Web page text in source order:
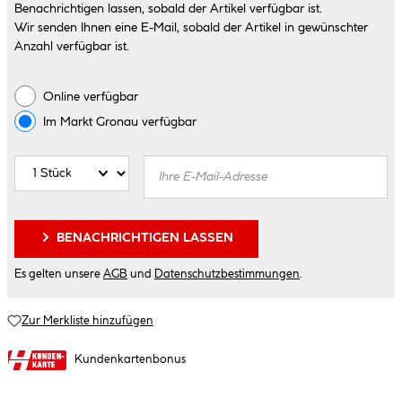
Benachrichtigen lassen, sobald der Artikel verfügbar ist.
Wir senden Ihnen eine E-Mail, sobald der Artikel in gewünschter
Anzahl verfügbar ist.
Online verfügbar
Im Markt Gronau verfügbar
BENACHRICHTIGEN LASSEN
Es gelten unsere AGB und Datenschutzbestimmungen
Zur Merkliste hinzufügen
Kundenkartenbonus